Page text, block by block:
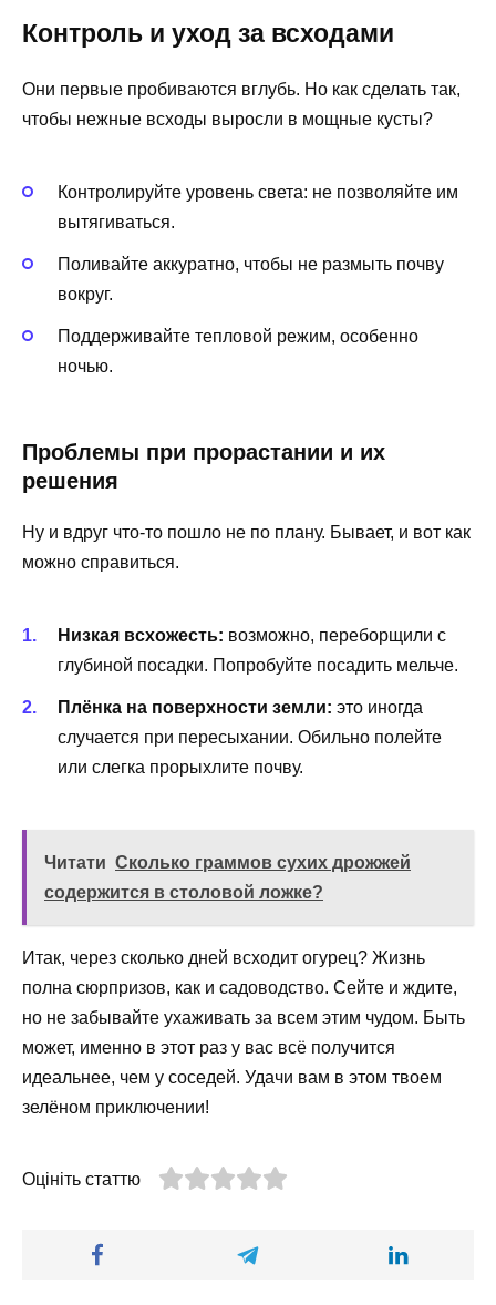
Контроль и уход за всходами
Они первые пробиваются вглубь. Но как сделать так,
чтобы нежные всходы выросли в мощные кусты?
Контролируйте уровень света: не позволяйте им
вытягиваться.
Поливайте аккуратно, чтобы не размыть почву
вокруг.
Поддерживайте тепловой режим, особенно
ночью.
Проблемы при прорастании и их
решения
Ну и вдруг что-то пошло не по плану. Бывает, и вот как
можно справиться.
Низкая всхожесть: возможно, переборщили с
глубиной посадки. Попробуйте посадить мельче.
Плёнка на поверхности земли: это иногда
случается при пересыхании. Обильно полейте
или слегка прорыхлите почву.
Читати Сколько граммов сухих дрожжей
содержится в столовой ложке?
Итак, через сколько дней всходит огурец? Жизнь
полна сюрпризов, как и садоводство. Сейте и ждите,
но не забывайте ухаживать за всем этим чудом. Быть
может, именно в этот раз у вас всё получится
идеальнее, чем у соседей. Удачи вам в этом твоем
зелёном приключении!
Оцініть статтю